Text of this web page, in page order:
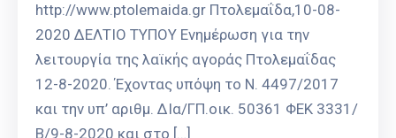
http://www.ptolemaida.gr Πτολεμαΐδα,10-08-
2020 ΔΕΛΤΙΟ ΤΥΠΟΥ Ενημέρωση για την
λειτουργία της λαϊκής αγοράς Πτολεμαΐδας
12-8-2020. Έχοντας υπόψη το Ν. 4497/2017
και την υπ’ αριθμ. ΔΙα/ΓΠ.οικ. 50361 ΦΕΚ 3331/
Β/9-8-2020 και στο […]